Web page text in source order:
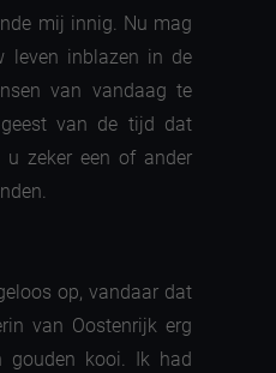
mij innig. Nu mag
leven inblazen in de
van vandaag te
van de tijd dat
u zeker een of ander
op, vandaar dat
van Oostenrijk erg
kooi. Ik had